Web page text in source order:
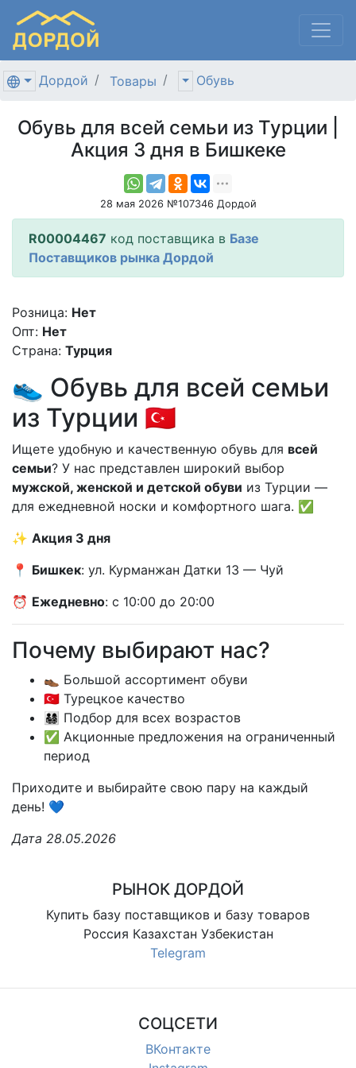
Дордой Товары Обувь
Обувь для всей семьи из Турции |
Акция 3 дня в Бишкеке
28 мая 2026 №107346 Дордой
R00004467 код поставщика в Базе
Поставщиков рынка Дордой
Розница: Нет
Опт: Нет
Страна: Турция
👟 Обувь для всей семьи
из Турции 🇹🇷
Ищете удобную и качественную обувь для всей
семьи? У нас представлен широкий выбор
мужской, женской и детской обуви из Турции —
для ежедневной носки и комфортного шага. ✅
✨ Акция 3 дня
📍 Бишкек: ул. Курманжан Датки 13 — Чуй
⏰ Ежедневно: с 10:00 до 20:00
Почему выбирают нас?
👞 Большой ассортимент обуви
🇹🇷 Турецкое качество
👨‍👩‍👧‍👦 Подбор для всех возрастов
✅ Акционные предложения на ограниченный
период
Приходите и выбирайте свою пару на каждый
день! 💙
Дата 28.05.2026
РЫНОК ДОРДОЙ
Купить базу поставщиков и базу товаров
Россия Казахстан Узбекистан
Telegram
СОЦСЕТИ
ВКонтакте